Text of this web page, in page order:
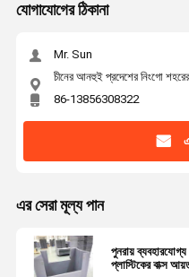
যোগাযোগের ঠিকানা
Mr. Sun
চীনের আনহুই প্রদেশের নিংগো
86-13856308322
এর সেরা মূল্য পান
পুনরায়
প্লাস্টিকের বাক্স